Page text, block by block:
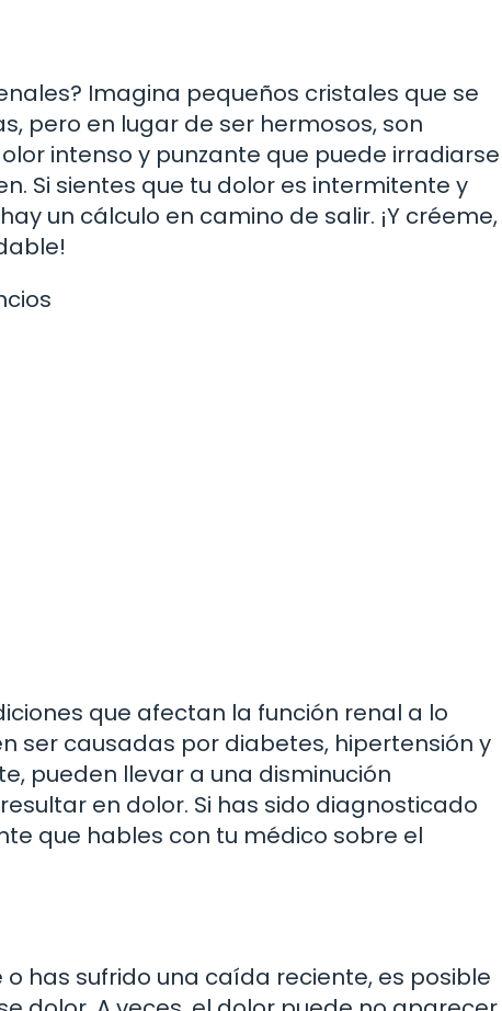
Imagina pequeños cristales que se
pero en lugar de ser hermosos, son
intenso y punzante que puede irradiarse
Si sientes que tu dolor es intermitente y
un cálculo en camino de salir. ¡Y créeme,
que afectan la función renal a lo
ser causadas por diabetes, hipertensión y
pueden llevar a una disminución
en dolor. Si has sido diagnosticado
que hables con tu médico sobre el
has sufrido una caída reciente, es posible